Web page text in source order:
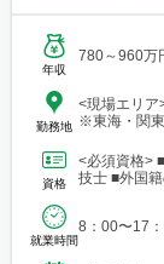
年収
780～960万
勤務地
<現場エリア
※東海・関
ありません
資格
<必須資格>
技士 ■外国
就業時間
8：00〜17